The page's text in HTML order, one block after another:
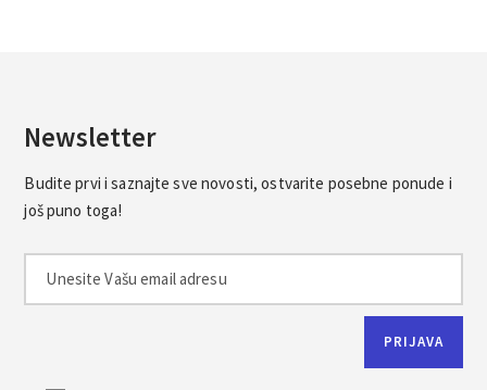
Newsletter
Budite prvi i saznajte sve novosti, ostvarite posebne ponude i
još puno toga!